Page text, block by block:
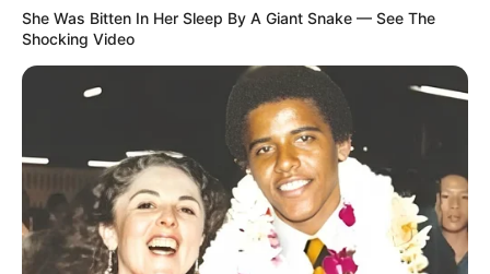
Qurdlar niyə tələsmir? -Alimlər ov
sirrini açıqladı
0 0
She Was Bitten In Her Sleep By A Giant Snake — See The
Shocking Video